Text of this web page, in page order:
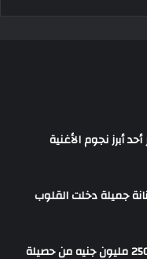
أحد أبرز نجوم الأغنية
جميلة دخلت القلوب
سقوط 6 عناصر جنائية لقيامهم بغسل 250 مليون جنيه من حصيلة